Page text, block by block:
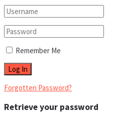
Remember Me
Forgotten Password?
Retrieve your password